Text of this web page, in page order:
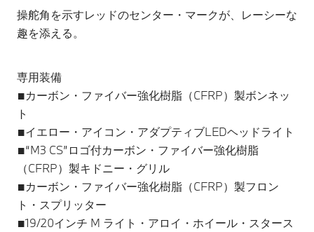
操舵角を示すレッドのセンター・マークが、レーシーな
趣を添える。
専用装備
■カーボン・ファイバー強化樹脂（CFRP）製ボンネッ
ト
■イエロー・アイコン・アダプティブLEDヘッドライト
■“M3 CS”ロゴ付カーボン・ファイバー強化樹脂
（CFRP）製キドニー・グリル
■カーボン・ファイバー強化樹脂（CFRP）製フロン
ト・スプリッター
■19/20インチ M ライト・アロイ・ホイール・スタース